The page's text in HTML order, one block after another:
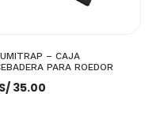
– CAJA
PARA ROEDOR
S/35.00